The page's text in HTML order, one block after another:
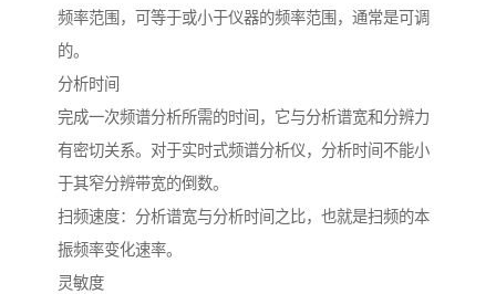
频率范围，可等于或小于仪器的频率范围，通常是可调
的。
分析时间
完成一次频谱分析所需的时间，它与分析谱宽和分辨力
有密切关系。对于实时式频谱分析仪，分析时间不能小
于其窄分辨带宽的倒数。
扫频速度：分析谱宽与分析时间之比，也就是扫频的本
振频率变化速率。
灵敏度